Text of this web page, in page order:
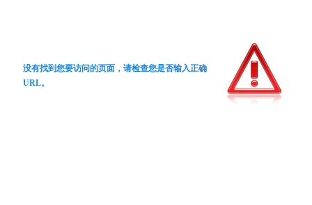
没有找到您要访问的页面，请检查您是否输入正确
URL。